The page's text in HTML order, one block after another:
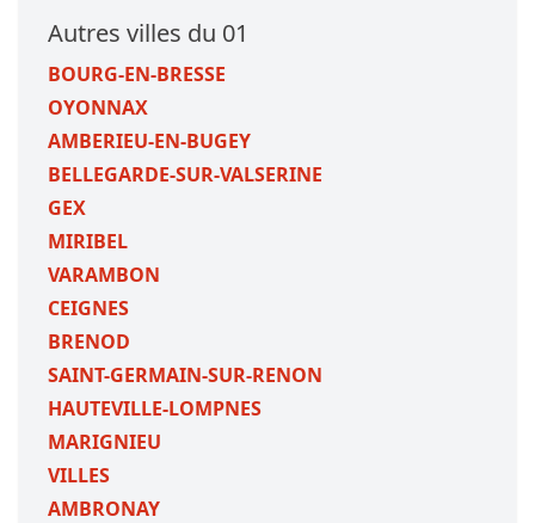
Autres villes du 01
BOURG-EN-BRESSE
OYONNAX
AMBERIEU-EN-BUGEY
BELLEGARDE-SUR-VALSERINE
GEX
MIRIBEL
VARAMBON
CEIGNES
BRENOD
SAINT-GERMAIN-SUR-RENON
HAUTEVILLE-LOMPNES
MARIGNIEU
VILLES
AMBRONAY